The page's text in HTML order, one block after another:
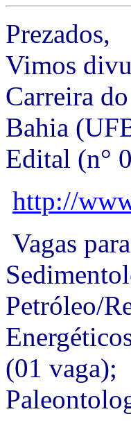
Prezados,
Vimos
Carreira
Bahia
Edital (n°
http://
Vagas
Petróleo/
(01 vaga);